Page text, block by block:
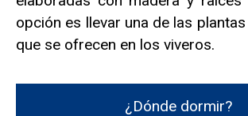
opción es llevar una de las
que se ofrecen en los viveros.
¿Dónde dormir?